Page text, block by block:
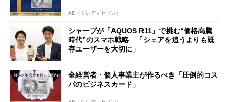
AD（クレディセゾン）
シャープが「AQUOS R11」で挑む“価格高騰
時代”のスマホ戦略 「シェアを追うよりも既
存ユーザーを大切に」
全経営者・個人事業主が作るべき「圧倒的コス
パのビジネスカード」